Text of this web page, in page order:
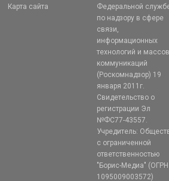
Карта сайта
Федеральной
по надзору в сфере
связи,
информационных
технологий и
коммуникаций
(Роскомнадзор) 19
января 2011г.
Свидетельство о
регистрации Эл
№ФС77-43557.
Учредитель:
с ограниченной
ответственностью
"Борис-Медиа" (ОГРН
1095009003572)